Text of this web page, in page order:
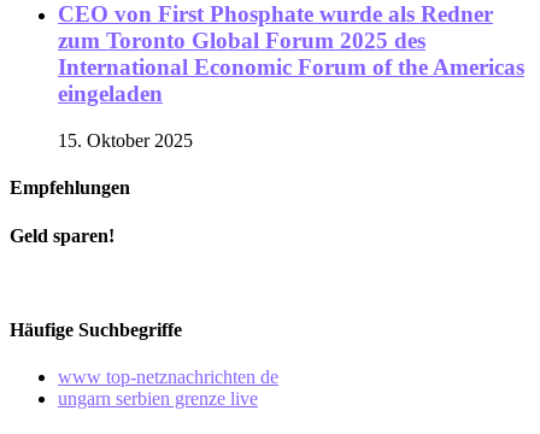
CEO von First Phosphate wurde als Redner
zum Toronto Global Forum 2025 des
International Economic Forum of the Americas
eingeladen
15. Oktober 2025
Empfehlungen
Geld sparen!
Häufige Suchbegriffe
www top-netznachrichten de
ungarn serbien grenze live